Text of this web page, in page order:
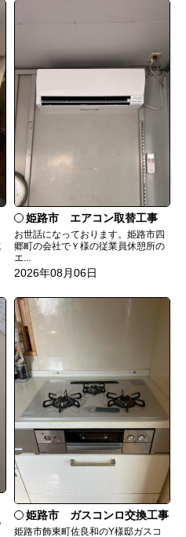
姫路市 エアコン取替工事
お世話になっております。姫路市四
郷町の会社でＹ様の従業員休憩所の
エ...
2026年08月06日
姫路市 ガスコンロ交換工事
姫路市飾東町佐良和のY様邸ガスコ